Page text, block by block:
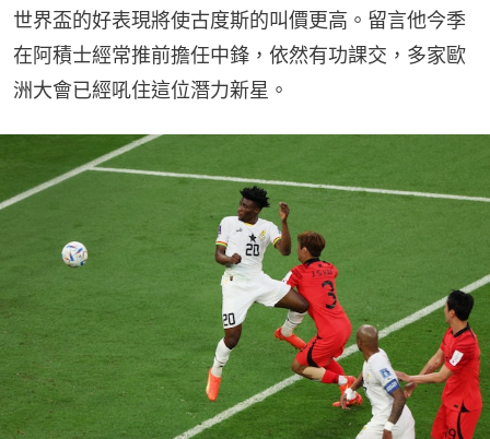
世界盃的好表現將使古度斯的叫價更高。留言他今季
在阿積士經常推前擔任中鋒，依然有功課交，多家歐
洲大會已經吼住這位潛力新星。